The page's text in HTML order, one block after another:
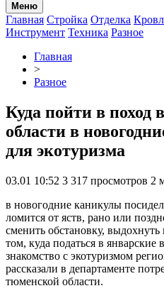
Меню
Главная Стройка Отделка
Инструмент Техника Разное
Главная
>
Разное
Куда пойти в поход
области в
для экотуризма
03.01 10:52 3 317 просмотров 2
в новогодние каникулы
ломится от яств, рано или
сменить обстановку,
том, куда податься в январские
знакомство с экотуризмом
рассказали в департаменте
тюменской области.